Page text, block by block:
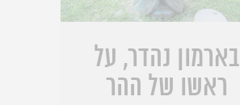
בארמון נהדר, על
ראשו של ההר